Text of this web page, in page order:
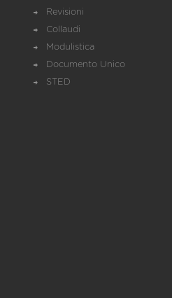
Revisioni
Collaudi
Modulistica
Documento Unico
STED